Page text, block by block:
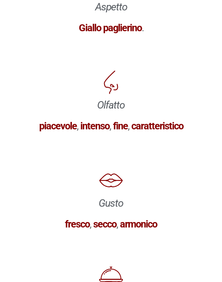
Aspetto
Giallo paglierino.
Olfatto
piacevole, intenso,fine,caratteristico
Gusto
fresco,secco,armonico